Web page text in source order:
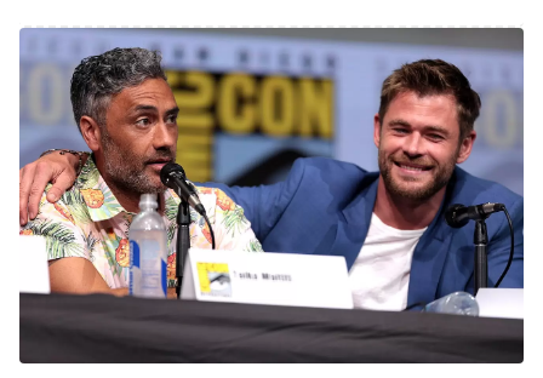
Наследие» (реж. Антон Маслов), где Нагорная отвечала
за гастрономическое наполнение кадра. «Сноб»
встретился с Дианой и расспросил ее о вкусной и
красивой пище, вдохновляющем контенте и пирах на
съемках